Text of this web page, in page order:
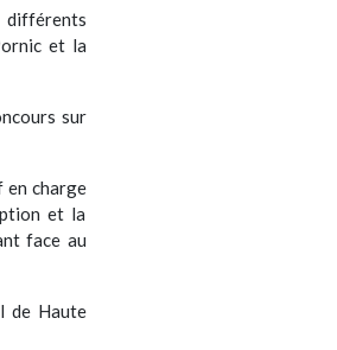
et la
sur
en charge
et la
face au
de Haute